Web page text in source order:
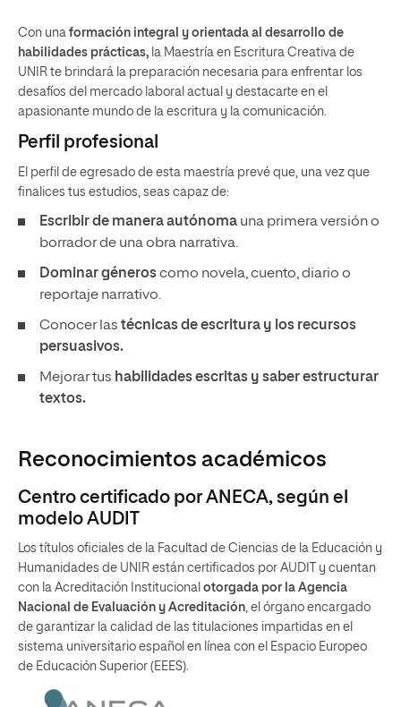
Con una formación integral y orientada al desarrollo de
habilidades prácticas, la Maestría en Escritura Creativa de
UNIR te brindará la preparación necesaria para enfrentar los
desafíos del mercado laboral actual y destacarte en el
apasionante mundo de la escritura y la comunicación.
Perfil profesional
El perfil de egresado de esta maestría prevé que, una vez que
finalices tus estudios, seas capaz de:
Escribir de manera autónoma una primera versión o
borrador de una obra narrativa.
Dominar géneroscomo novela, cuento, diario o
reportaje narrativo.
Conocer las técnicas de escritura y los recursos
persuasivos.
Mejorar tus habilidades escritas y saber estructurar
textos.
Reconocimientos académicos
Centro certificado por ANECA, según el
modelo AUDIT
Los títulos oficiales de la Facultad de Ciencias de la Educación y
Humanidades de UNIR están certificados por AUDIT y cuentan
con la Acreditación Institucional otorgada por la Agencia
Nacional de Evaluación y Acreditación, el órgano encargado
de garantizar la calidad de las titulaciones impartidas en el
sistema universitario español en línea con el Espacio Europeo
de Educación Superior (EEES).